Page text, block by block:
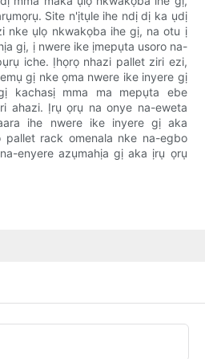
Site n'ịtụle ihe ndị dị ka ụdị
nke ụlọ nkwakọba ihe gị, na otu ị
gị, ị nwere ike ịmepụta usoro na-
iche. Ịhọrọ nhazi pallet ziri ezi,
gị nke ọma nwere ike inyere gị
kachasị mma ma mepụta ebe
ahazi. Ịrụ ọrụ na onye na-eweta
ihe nwere ike inyere gị aka
pallet rack omenala nke na-egbo
enyere azụmahịa gị aka ịrụ ọrụ